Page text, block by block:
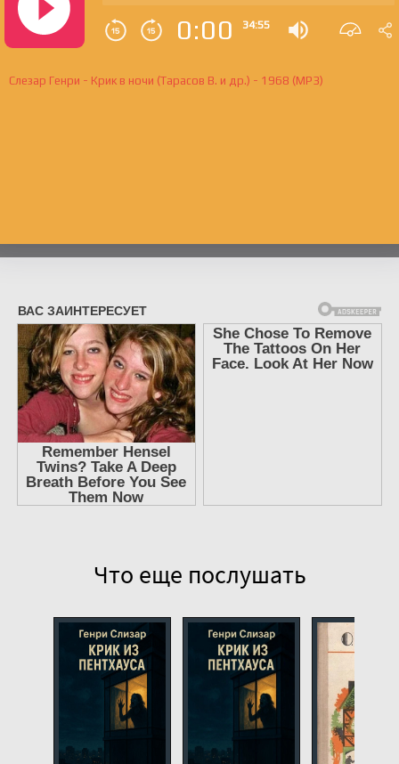
0:00 34:55
Слезар Генри - Крик в ночи (Тарасов В. и др.) - 1968 (MP3)
Что еще послушать